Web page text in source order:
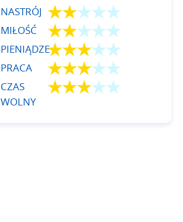
NASTRÓJ ★★★★★
MIŁOŚĆ ★★★★★
PIENIĄDZE★★★★★
PRACA ★★★★★
CZAS
WOLNY
★★★★★